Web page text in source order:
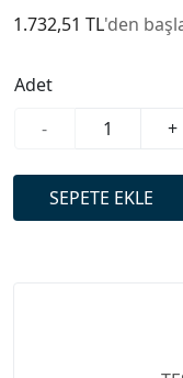
1.732,51 TL'den
Adet
-
+